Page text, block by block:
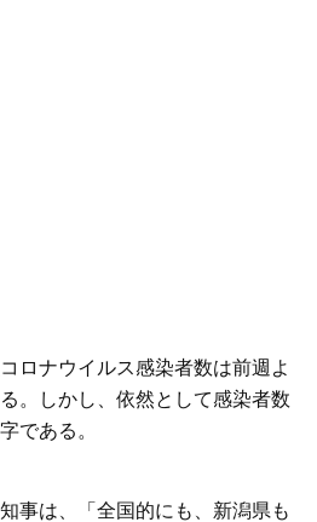
ロナウイルス感染者数は前週よ
。しかし、依然として感染者数
である。
事は、「全国的にも、新潟県も